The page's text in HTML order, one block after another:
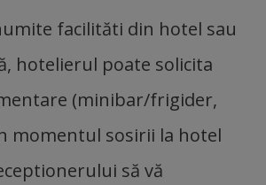
facilităti din hotel sau
hotelierul poate solicita
(minibar/frigider,
momentul sosirii la hotel
să vă